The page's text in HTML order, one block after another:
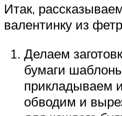
Итак,
валентинку из
Делаем
бумаги
прикладываем
обводим и